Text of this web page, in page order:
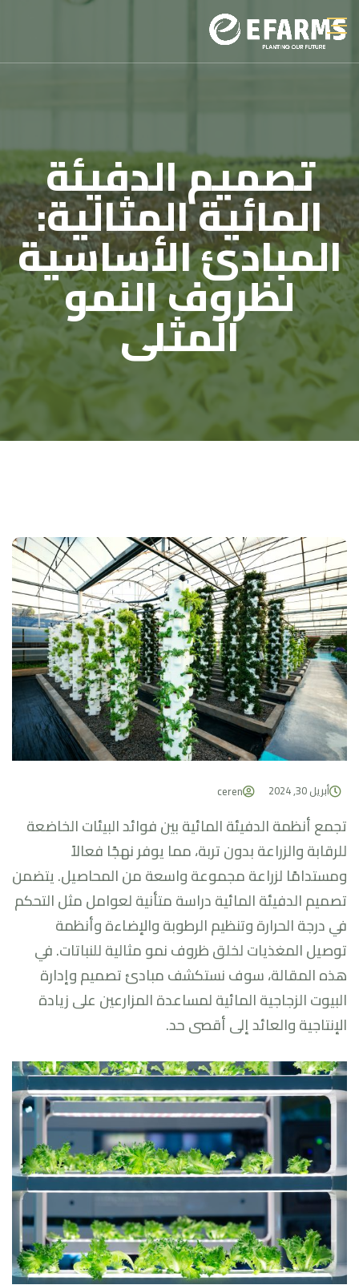
تصميم الدفيئة
المائية المثالية:
المبادئ الأساسية
لظروف النمو
المثلى
أبريل 30, 2024 ceren
تجمع أنظمة الدفيئة المائية بين فوائد البيئات الخاضعة
للرقابة والزراعة بدون تربة، مما يوفر نهجًا فعالاً
ومستدامًا لزراعة مجموعة واسعة من المحاصيل. يتضمن
تصميم الدفيئة المائية دراسة متأنية لعوامل مثل التحكم
في درجة الحرارة وتنظيم الرطوبة والإضاءة وأنظمة
توصيل المغذيات لخلق ظروف نمو مثالية للنباتات. في
هذه المقالة، سوف نستكشف مبادئ تصميم وإدارة
البيوت الزجاجية المائية لمساعدة المزارعين على زيادة
الإنتاجية والعائد إلى أقصى حد.